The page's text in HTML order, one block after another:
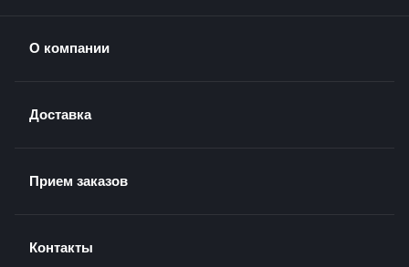
О компании
Доставка
Прием заказов
Контакты